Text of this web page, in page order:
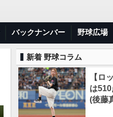
バックナンバー 野球広場
新着 野球コラム
【ロ
は
(後藤
モニ